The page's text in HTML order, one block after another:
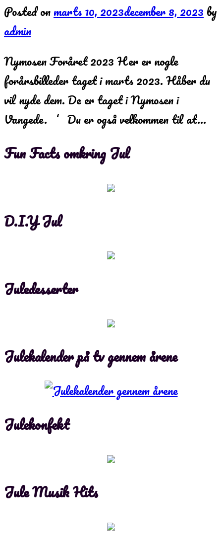
Posted onmarts 10, 2023december 8, 2023 by
admin
Nymosen Foråret 2023 Her er nogle
forårsbilleder taget i marts 2023. Håber du
vil nyde dem. De er taget i Nymosen i
Vangede. ‘ Du er også velkommen til at…
Fun Facts omkring Jul
D.I.Y Jul
Juledesserter
Julekalender på tv gennem årene
Julekonfekt
Jule Musik Hits